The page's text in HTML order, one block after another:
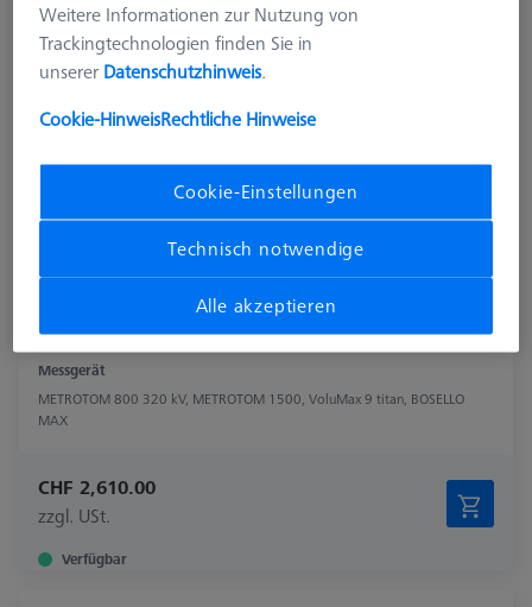
Messgerät
METROTOM 800 320 kV, METROTOM 1500, VoluMax 9 titan, BOSELLO
MAX
CHF 2,610.00
zzgl. USt.
Verfügbar
Weitere Informationen zur Nutzung von
Trackingtechnologien finden Sie in
unserer Datenschutzhinweis.
Cookie-HinweisRechtliche Hinweise
Cookie-Einstellungen
Technisch notwendige
Alle akzeptieren